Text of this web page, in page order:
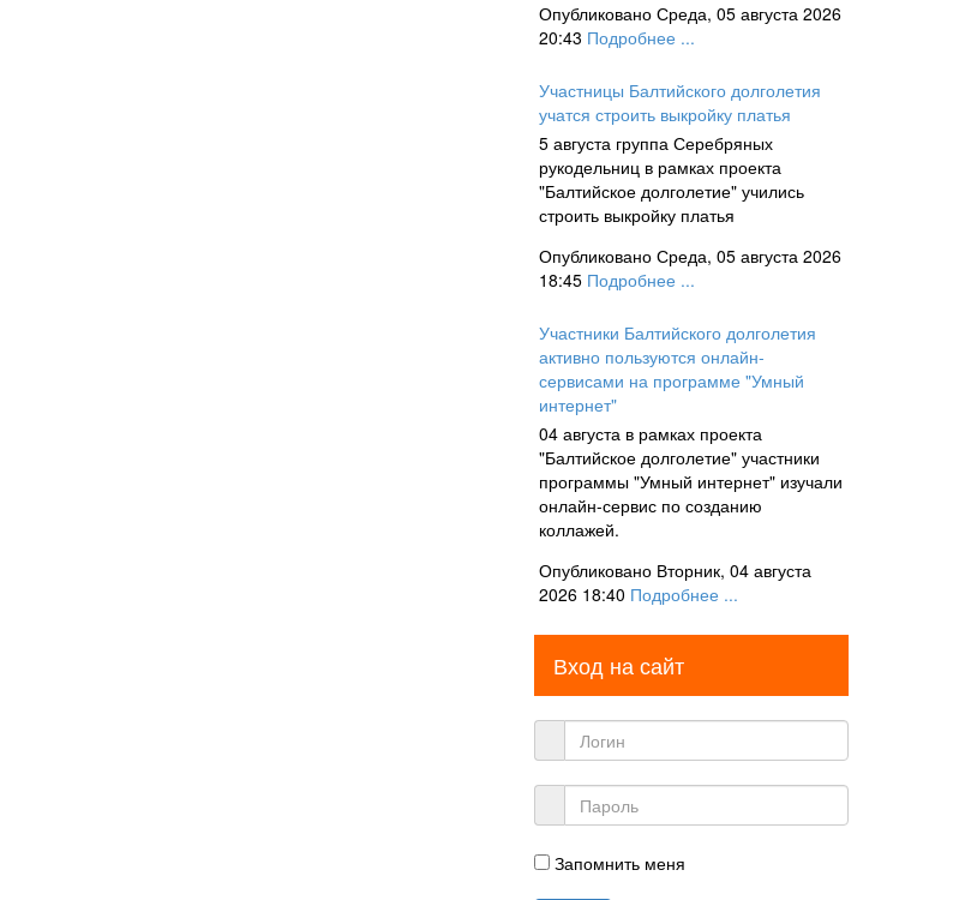
Опубликовано Среда, 05 августа 2026
20:43 Подробнее ...
Участницы Балтийского долголетия
учатся строить выкройку платья
5 августа группа Серебряных
рукодельниц в рамках проекта
"Балтийское долголетие" учились
строить выкройку платья
Опубликовано Среда, 05 августа 2026
18:45 Подробнее ...
Участники Балтийского долголетия
активно пользуются онлайн-
сервисами на программе "Умный
интернет"
04 августа в рамках проекта
"Балтийское долголетие" участники
программы "Умный интернет" изучали
онлайн-сервис по созданию
коллажей.
Опубликовано Вторник, 04 августа
2026 18:40 Подробнее ...
Вход на сайт
Запомнить меня